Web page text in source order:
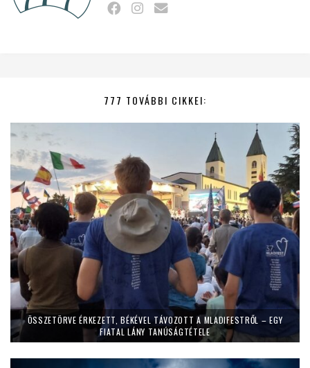
777 TOVÁBBI CIKKEI:
ÖSSZETÖRVE ÉRKEZETT, BÉKÉVEL TÁVOZOTT A MLADIFESTRŐL – EGY
FIATAL LÁNY TANÚSÁGTÉTELE